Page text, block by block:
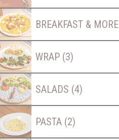
BREAKFAST & MORE
WRAP (3)
SALADS (4)
PASTA (2)